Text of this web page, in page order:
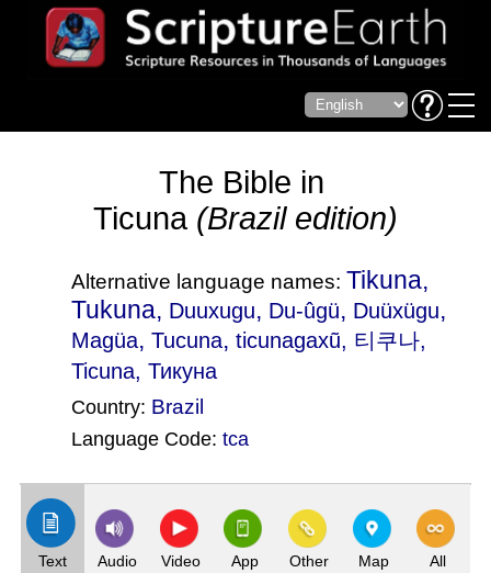
The Bible in
Ticuna (Brazil edition)
Alternative language names: Tikuna,
Tukuna, Duuxugu, Du-ûgü, Duüxügu,
Magüa, Tucuna, ticunagaxũ, 티쿠나,
Ticuna, Тикуна
Country: Brazil
Language Code: tca
Text Audio Video App Other Map All